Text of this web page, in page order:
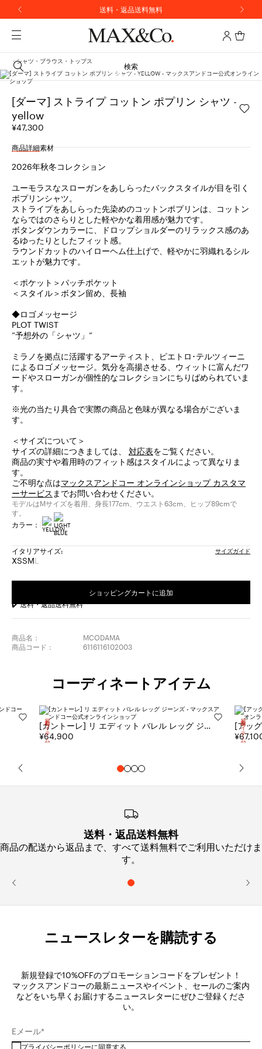
送料・返品送料無料
検索
シャツ・ブラウス・トップス
[ダーマ] ストライプ コットン ポプリン シャツ -
yellow
¥47,300
商品詳細素材
2026年秋冬コレクション
ユーモラスなスローガンをあしらったバックスタイルが目を引く
ポプリンシャツ。
ストライプをあしらった先染めのコットンポプリンは、コットン
ならではのさらりとした軽やかな着用感が魅力です。
ボタンダウンカラーに、ドロップショルダーのリラックス感のあ
るゆったりとしたフィット感。
ラウンドカットのハイローヘム仕上げで、軽やかに羽織れるシル
エットが魅力です。
＜ポケット＞パッチポケット
＜スタイル＞ボタン留め、長袖
◆ロゴメッセージ
PLOT TWIST
”予想外の「シャツ」”
ミラノを拠点に活躍するアーティスト、ピエトロ･テルツィーニ
によるロゴメッセージ。気分を高揚させる、ウィットに富んだワ
ードやスローガンが個性的なコレクションにちりばめられていま
す。
※光の当たり具合で実際の商品と色味が異なる場合がございま
す。
＜サイズについて＞
サイズの詳細につきましては、 対応表をご覧ください。
商品の実寸や着用時のフィット感はスタイルによって異なりま
す。
ご不明な点はマックスアンドコー オンラインショップ カスタマ
ーサービス までお問い合わせください。
モデルはMサイズを着用、身長177cm、ウエスト63cm、ヒップ89cmで
す。
カラー：
イタリアサイズ: サイズガイド
XS
サSサMサ
Lサ
完
成
ショッピングカートに追加
✔️ 送料・返品送料無料
商品名：
MCODAMA
商品コード：
6116116102003
コーディネートアイテム
[カントーレ] リ エディット バレル レッグ ジ
ーンズ
¥64,900
新着アイテム 新着アイテム
送料・返品送料無料
商品の配送から返品まで、すべて送料無料でご利用いただけま
す。
ニュースレターを購読する
新規登録で10%OFFのプロモーションコードをプレゼント！
マックスアンドコーの最新ニュースやイベント、セールのご案内
などをいち早くお届けするニュースレターにぜひご登録くださ
い。
Eメール*
プライバシーポリシーに同意する